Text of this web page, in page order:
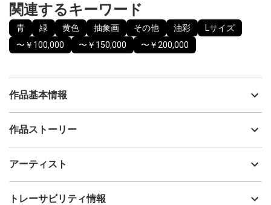
関連するキーワード
青 緑 黄色 抽象画 その他 油彩
Lサイズ
〜￥100,000
〜￥150,000 〜￥200,000
作品基本情報
出品者
制作年
油彩
作品ストーリー
( 530 × 652 mm , キャンバスに油彩、画用紙 , 2022 )
アーティスト
七篠奈津美
トレーサビリティ情報